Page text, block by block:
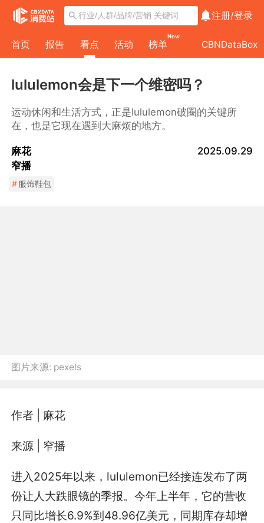
注册/登录
首页 报告 看点 活动 榜单
New
CBNDataBox
lululemon会是下一个维密吗？
运动休闲和生活方式，正是lululemon破圈的关键所
在，也是它现在遇到大麻烦的地方。
麻花
窄播
2025.09.29
#服饰鞋包
图片来源: pexels
作者 | 麻花
来源 | 窄播
进入2025年以来，lululemon已经接连发布了两
份让人大跌眼镜的季报。今年上半年，它的营收
只同比增长6.9%到48.96亿美元，同期库存却增